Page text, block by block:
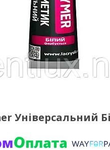
Універсальний